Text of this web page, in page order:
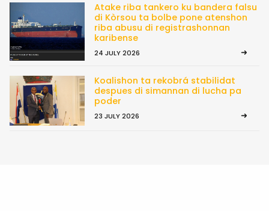
Atake riba tankero ku bandera falsu
di Kòrsou ta bolbe pone atenshon
riba abusu di registrashonnan
karibense
24 JULY 2026
Koalishon ta rekobrá stabilidat
despues di simannan di lucha pa
poder
23 JULY 2026